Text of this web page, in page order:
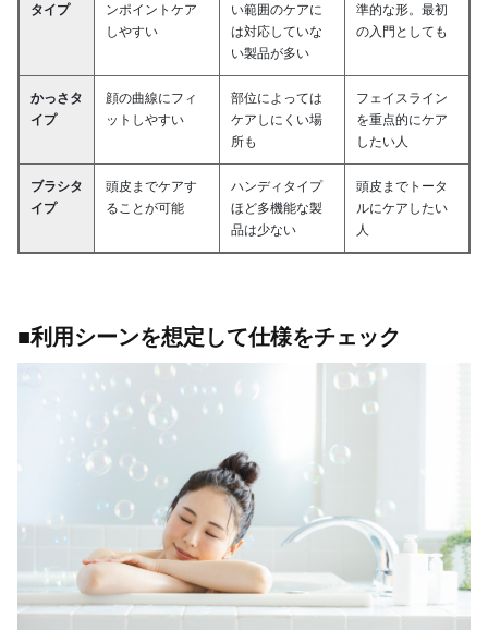
タイプ
ンポイントケア
しやすい
い範囲のケアに
は対応していな
い製品が多い
準的な形。最初
の入門としても
かっさタ
イプ
顔の曲線にフィ
ットしやすい
部位によっては
ケアしにくい場
所も
フェイスライン
を重点的にケア
したい人
ブラシタ
イプ
頭皮までケアす
ることが可能
ハンディタイプ
ほど多機能な製
品は少ない
頭皮までトータ
ルにケアしたい
人
■利用シーンを想定して仕様をチェック